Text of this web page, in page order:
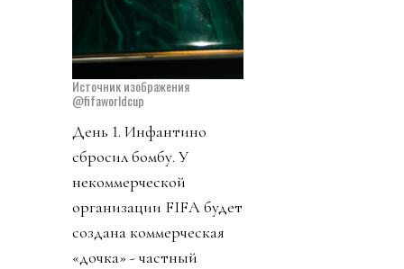
Источник изображения
@fifaworldcup
День 1. Инфантино
сбросил бомбу. У
некоммерческой
организации FIFA будет
создана коммерческая
«дочка» - частный